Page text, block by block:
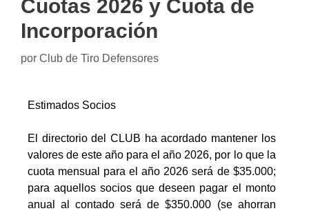
Cuotas 2026 y Cuota de
Incorporación
por Club de Tiro Defensores
Estimados Socios
El directorio del CLUB ha acordado mantener los
valores de este año para el año 2026, por lo que la
cuota mensual para el año 2026 será de $35.000;
para aquellos socios que deseen pagar el monto
anual al contado será de $350.000 (se ahorran